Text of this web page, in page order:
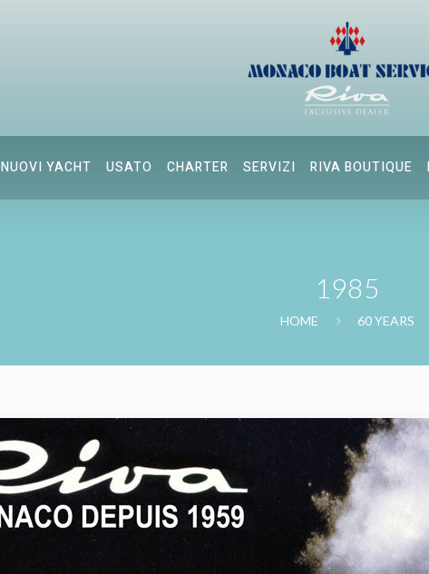
NUOVI YACHT USATO CHARTER SERVIZI RIVA BOUTIQUE
1985
HOME 60 YEARS